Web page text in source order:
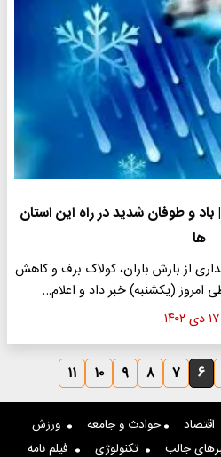
و طوفان شدید در راه این استان
ها
از بارش باران، کولاک برف و کاهش
۱۷ دی ۱۴۰۲
۶ ۷ ۸ ۹ ۱۰ ۱۱
اقتصاد حوادث و جامعه
ورزش
جالب تکنولوژی فیلم نامه